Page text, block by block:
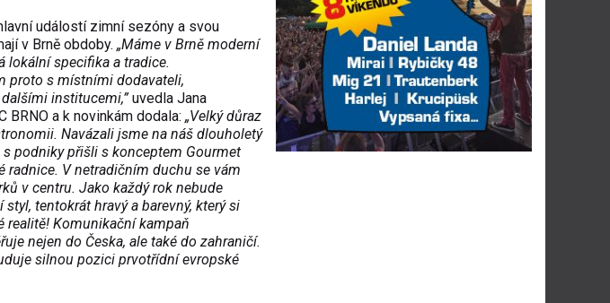
událostí zimní sezóny a svou
v Brně obdoby. „Máme v Brně moderní
lokální specifika a tradice.
proto s místními dodavateli,
institucemi,” uvedla Jana
BRNO a k novinkám dodala: „Velký důraz
Navázali jsme na náš dlouholetý
podniky přišli s konceptem Gourmet
radnice. V netradičním duchu se vám
v centru. Jako každý rok nebude
tentokrát hravý a barevný, který si
realitě! Komunikační kampaň
nejen do Česka, ale také do zahraničí.
silnou pozici prvotřídní evropské